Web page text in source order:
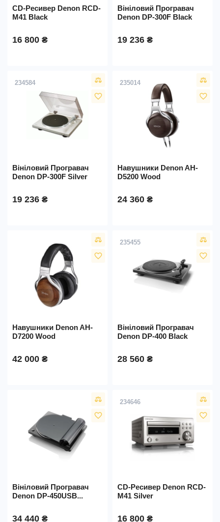
CD-Ресивер Denon RCD-
M41 Black
16 800 ₴
Вініловий Програвач
Denon DP-300F Black
19 236 ₴
234584
favorite_border
Вініловий Програвач
Denon DP-300F Silver
19 236 ₴
235014
favorite_border
Навушники Denon AH-
D5200 Wood
24 360 ₴
favorite_border
Навушники Denon AH-
D7200 Wood
42 000 ₴
235455
favorite_border
Вініловий Програвач
Denon DP-400 Black
28 560 ₴
favorite_border
Вініловий Програвач
Denon DP-450USB...
34 440 ₴
234646
favorite_border
CD-Ресивер Denon RCD-
M41 Silver
16 800 ₴